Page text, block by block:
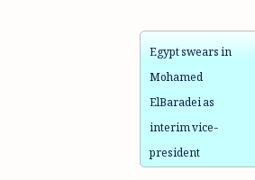
Egypt swears in
Mohamed
ElBaradei as
interim vice-
president